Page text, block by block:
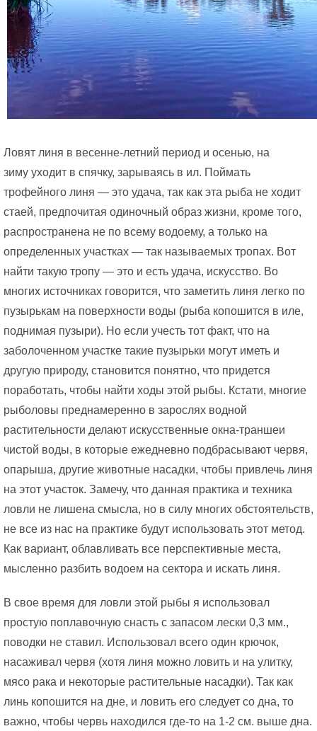
Ловят линя в весенне-летний период и осенью, на
зиму уходит в спячку, зарываясь в ил. Поймать
трофейного линя — это удача, так как эта рыба не ходит
стаей, предпочитая одиночный образ жизни, кроме того,
распространена не по всему водоему, а только на
определенных участках — так называемых тропах. Вот
найти такую тропу — это и есть удача, искусство. Во
многих источниках говорится, что заметить линя легко по
пузырькам на поверхности воды (рыба копошится в иле,
поднимая пузыри). Но если учесть тот факт, что на
заболоченном участке такие пузырьки могут иметь и
другую природу, становится понятно, что придется
поработать, чтобы найти ходы этой рыбы. Кстати, многие
рыболовы преднамеренно в зарослях водной
растительности делают искусственные окна-траншеи
чистой воды, в которые ежедневно подбрасывают червя,
опарыша, другие животные насадки, чтобы привлечь линя
на этот участок. Замечу, что данная практика и техника
ловли не лишена смысла, но в силу многих обстоятельств,
не все из нас на практике будут использовать этот метод.
Как вариант, облавливать все перспективные места,
мысленно разбить водоем на сектора и искать линя.
В свое время для ловли этой рыбы я использовал
простую поплавочную снасть с запасом лески 0,3 мм.,
поводки не ставил. Использовал всего один крючок,
насаживал червя (хотя линя можно ловить и на улитку,
мясо рака и некоторые растительные насадки). Так как
линь копошится на дне, и ловить его следует со дна, то
важно, чтобы червь находился где-то на 1-2 см. выше дна.